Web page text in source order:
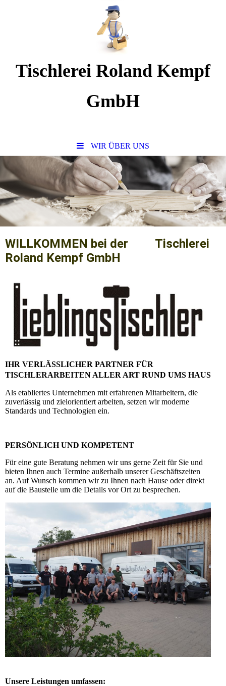
Tischlerei Roland Kempf
GmbH
WIR ÜBER UNS
WILLKOMMEN bei der Tischlerei
Roland Kempf GmbH
IHR VERLÄSSLICHER PARTNER FÜR
TISCHLERARBEITEN ALLER ART RUND UMS HAUS
Als etabliertes Unternehmen mit erfahrenen Mitarbeitern, die
zuverlässig und zielorientiert arbeiten, setzen wir moderne
Standards und Technologien ein.
PERSÖNLICH UND KOMPETENT
Für eine gute Beratung nehmen wir uns gerne Zeit für Sie und
bieten Ihnen auch Termine außerhalb unserer Geschäftszeiten
an. Auf Wunsch kommen wir zu Ihnen nach Hause oder direkt
auf die Baustelle um die Details vor Ort zu besprechen.
Unsere Leistungen umfassen: